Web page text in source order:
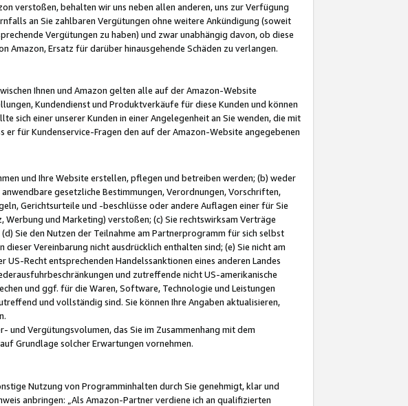
verstoßen, behalten wir uns neben allen anderen, uns zur Verfügung
an Sie zahlbaren Vergütungen ohne weitere Ankündigung (soweit
Vergütungen zu haben) und zwar unabhängig davon, ob diese
Amazon, Ersatz für darüber hinausgehende Schäden zu verlangen.
Ihnen und Amazon gelten alle auf der Amazon-Website
Kundendienst und Produktverkäufe für diese Kunden und können
sich einer unserer Kunden in einer Angelegenheit an Sie wenden, die mit
für Kundenservice-Fragen den auf der Amazon-Website angegebenen
und Ihre Website erstellen, pflegen und betreiben werden; (b) weder
gesetzliche Bestimmungen, Verordnungen, Vorschriften,
Gerichtsurteile und -beschlüsse oder andere Auflagen einer für Sie
und Marketing) verstoßen; (c) Sie rechtswirksam Verträge
Sie den Nutzen der Teilnahme am Partnerprogramm für sich selbst
Vereinbarung nicht ausdrücklich enthalten sind; (e) Sie nicht am
Recht entsprechenden Handelssanktionen eines anderen Landes
und zutreffende nicht US-amerikanische
und ggf. für die Waren, Software, Technologie und Leistungen
und vollständig sind. Sie können Ihre Angaben aktualisieren,
und Vergütungsvolumen, das Sie im Zusammenhang mit dem
Grundlage solcher Erwartungen vornehmen.
Nutzung von Programminhalten durch Sie genehmigt, klar und
anbringen: „Als Amazon-Partner verdiene ich an qualifizierten